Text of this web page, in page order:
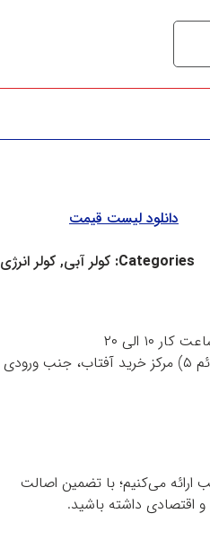
دانلود لیست قیمت
Categories: کولر آبی, کولر انرژی
کار ۱۰ الی ۲۰
ارائه می‌کنیم؛ با تضمین اصالت
اقتصادی داشته باشید.